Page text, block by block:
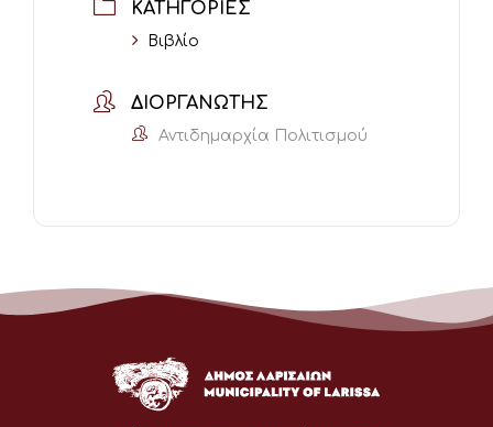
ΚΑΤΗΓΟΡΊΕΣ
Βιβλίο
ΔΙΟΡΓΑΝΩΤΉΣ
Αντιδημαρχία Πολιτισμού